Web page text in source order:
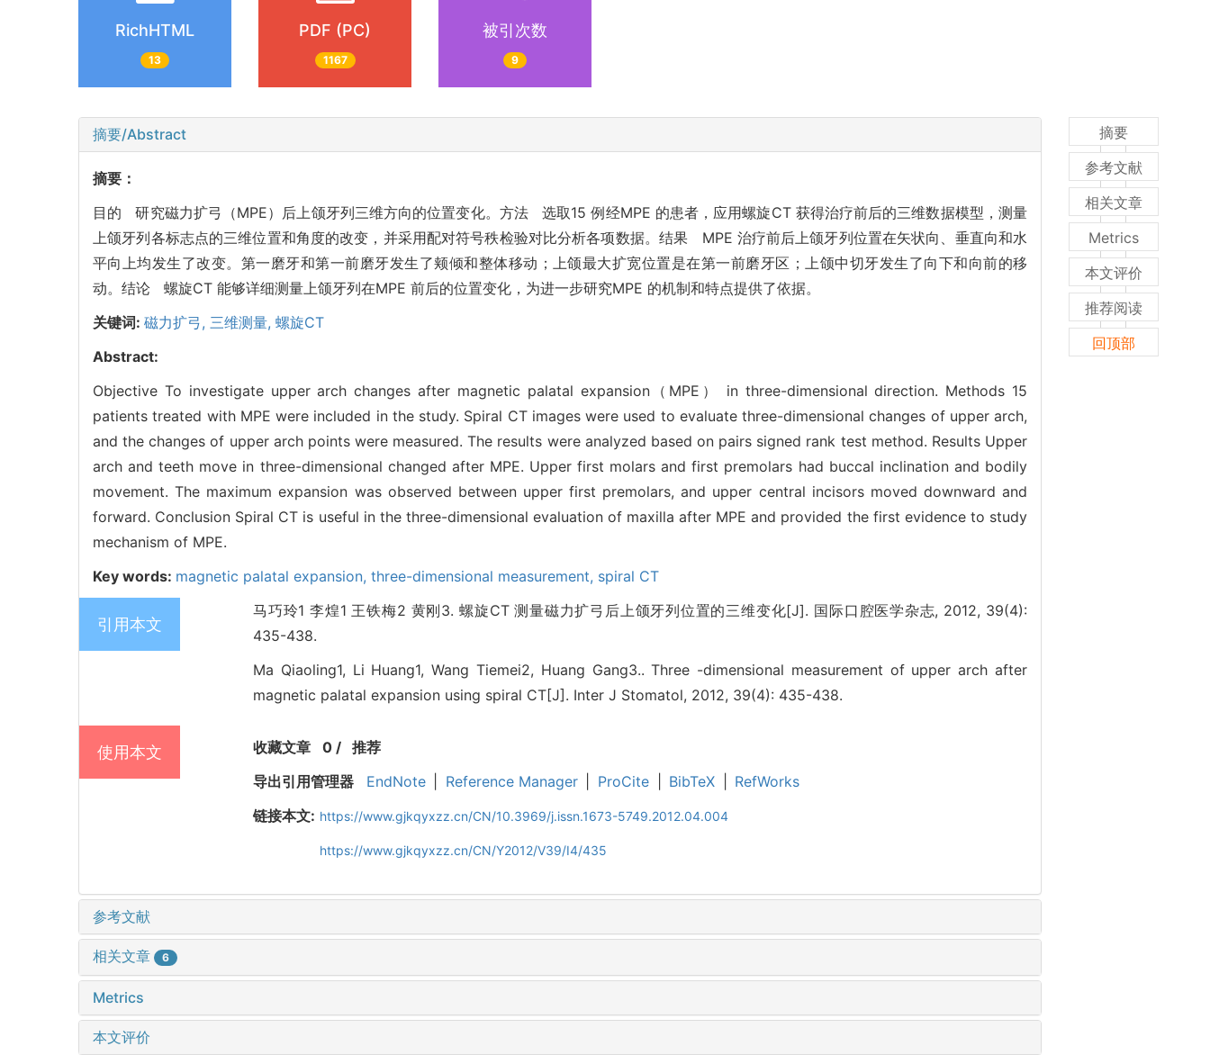
RichHTML
13
PDF (PC)
1167
被引次数
9
摘要/Abstract
摘要：
目的 研究磁力扩弓（MPE）后上颌牙列三维方向的位置变化。方法 选取15 例经MPE 的患者，应用螺旋CT 获得治疗前后的三维数据模型，测量
上颌牙列各标志点的三维位置和角度的改变，并采用配对符号秩检验对比分析各项数据。结果 MPE 治疗前后上颌牙列位置在矢状向、垂直向和水
平向上均发生了改变。第一磨牙和第一前磨牙发生了颊倾和整体移动；上颌最大扩宽位置是在第一前磨牙区；上颌中切牙发生了向下和向前的移
动。结论 螺旋CT 能够详细测量上颌牙列在MPE 前后的位置变化，为进一步研究MPE 的机制和特点提供了依据。
关键词: 磁力扩弓, 三维测量, 螺旋CT
Abstract:
Objective To investigate upper arch changes after magnetic palatal expansion（MPE） in three-dimensional direction. Methods 15
patients treated with MPE were included in the study. Spiral CT images were used to evaluate three-dimensional changes of upper arch,
and the changes of upper arch points were measured. The results were analyzed based on pairs signed rank test method. Results Upper
arch and teeth move in three-dimensional changed after MPE. Upper first molars and first premolars had buccal inclination and bodily
movement. The maximum expansion was observed between upper first premolars, and upper central incisors moved downward and
forward. Conclusion Spiral CT is useful in the three-dimensional evaluation of maxilla after MPE and provided the first evidence to study
mechanism of MPE.
Key words: magnetic palatal expansion, three-dimensional measurement, spiral CT
引用本文
马巧玲1 李煌1 王铁梅2 黄刚3. 螺旋CT 测量磁力扩弓后上颌牙列位置的三维变化[J]. 国际口腔医学杂志, 2012, 39(4):
435-438.
Ma Qiaoling1, Li Huang1, Wang Tiemei2, Huang Gang3.. Three -dimensional measurement of upper arch after
magnetic palatal expansion using spiral CT[J]. Inter J Stomatol, 2012, 39(4): 435-438.
使用本文 收藏文章 0/ 推荐
导出引用管理器
EndNote Reference Manager ProCite BibTeX
RefWorks
链接本文: https://www.gjkqyxzz.cn/CN/10.3969/j.issn.1673-5749.2012.04.004
https://www.gjkqyxzz.cn/CN/Y2012/V39/I4/435
参考文献
相关文章 6
Metrics
本文评价
摘要
参考文献
相关文章
Metrics
本文评价
推荐阅读
回顶部